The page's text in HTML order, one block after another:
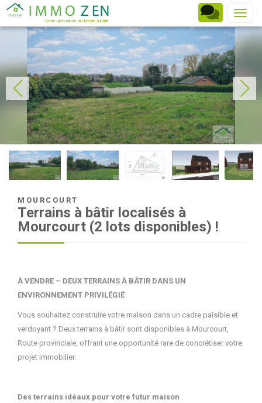
Votre spécialiste du terrain à bâtir
MOURCOURT
Terrains à bâtir localisés à
Mourcourt (2 lots disponibles) !
À VENDRE – DEUX TERRAINS À BÂTIR DANS UN
ENVIRONNEMENT PRIVILÉGIÉ
Vous souhaitez construire votre maison dans un cadre paisible et
verdoyant ? Deux terrains à bâtir sont disponibles à Mourcourt,
Route provinciale, offrant une opportunité rare de concrétiser votre
projet immobilier.
Des terrains idéaux pour votre futur maison